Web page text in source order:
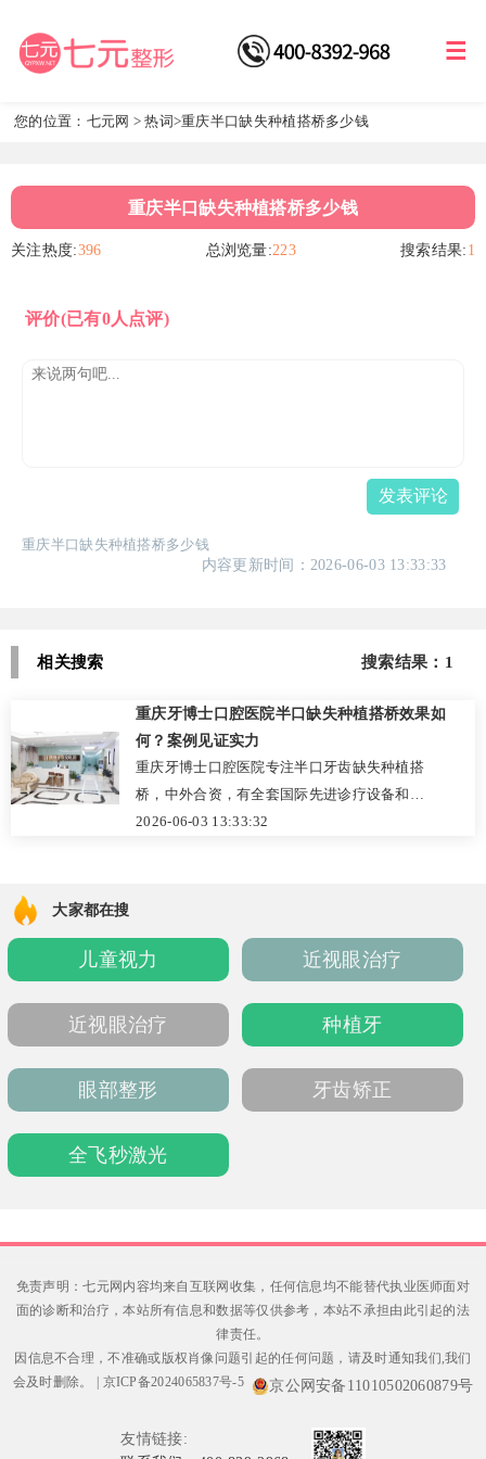
您的位置： 七元网 >热词 >重庆半口缺失种植搭桥多少钱
重庆半口缺失种植搭桥多少钱
关注热度:396 总浏览量:223 搜索结果: 1
评价(已有0人点评)
发表评论
重庆半口缺失种植搭桥多少钱
内容更新时间：2026-06-03 13:33:33
相关搜索 搜索结果：1
重庆牙博士口腔医院半口缺失种植搭桥效果如
何？案例见证实力
重庆牙博士口腔医院专注半口牙齿缺失种植搭
桥，中外合资，有全套国际先进诊疗设备和专
业医生团队。为牙槽骨条件差的老年人提供个
2026-06-03 13:33:32
大家都在搜
儿童视力 近视眼治疗
近视眼治疗 种植牙
眼部整形 牙齿矫正
全飞秒激光
免责声明：七元网内容均来自互联网收集，任何信息均不能替代执业医师面对
面的诊断和治疗，本站所有信息和数据等仅供参考，本站不承担由此引起的法
律责任。
因信息不合理，不准确或版权肖像问题引起的任何问题，请及时通知我们,我们
会及时删除。
京ICP备2024065837号-5 京公网安备11010502060879号
友情链接: